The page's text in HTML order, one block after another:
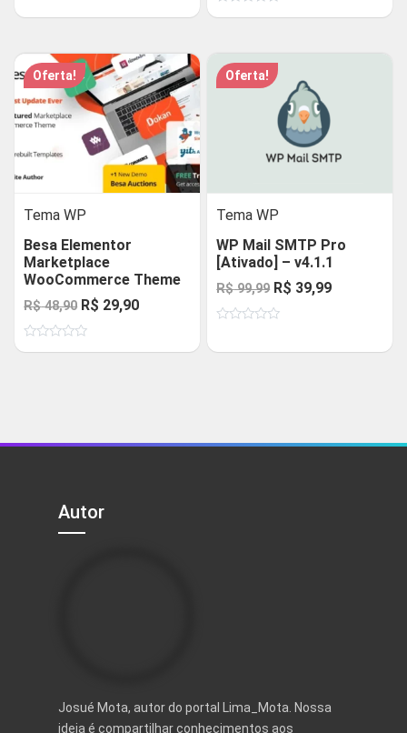
R$ 42,90.R$ 29,90.
de
original
R$ 59,99.
atual
Oferta!
Tema WP
Besa Elementor
Marketplace
WooCommerce Theme
R$48,90 O
preço
original
R$ 29,90O
atual
Oferta!
Tema WP
WP Mail SMTP Pro
[Ativado] – v4.1.1
R$99,99 O
preço
R$ 39,99O
de
Autor
Josué Mota, autor do portal Lima_Mota. Nossa
ideia é compartilhar conhecimentos aos